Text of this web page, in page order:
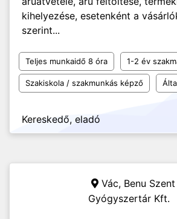
kihelyezése, esetenként a
szerint...
Teljes munkaidő 8 óra 1-2 év
Szakiskola / szakmunkás képző
Kereskedő, eladó
Vác, Benu
Gyógyszertár Kft.